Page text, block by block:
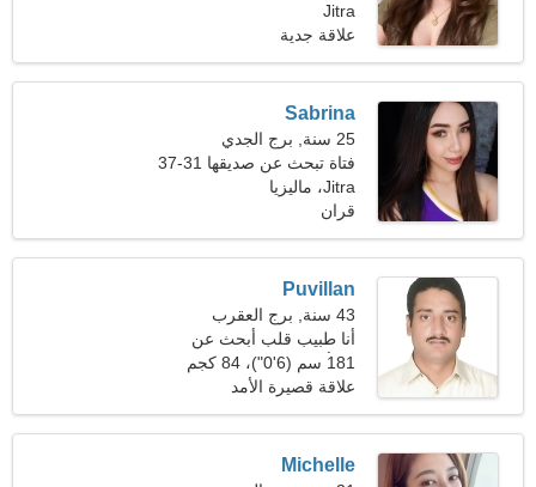
Jitra
علاقة جدية
Sabrina
25 سنة, برج الجدي
فتاة تبحث عن صديقها 31-37
Jitra، ماليزيا
قران
Puvillan
43 سنة, برج العقرب
أنا طبيب قلب أبحث عن
امرأة مرحة
181 سم (6'0")، 84 كجم
(185 رطلا)
علاقة قصيرة الأمد
Michelle